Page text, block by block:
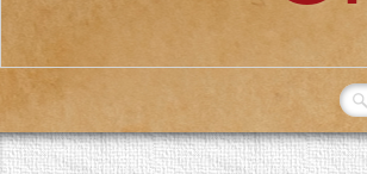
L'ASSOCIATION▼